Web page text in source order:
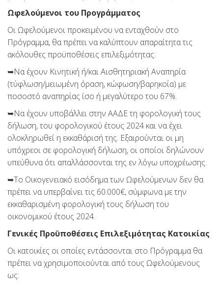
Ωφελούμενοι του Προγράμματος
Οι Ωφελούμενοι προκειμένου να ενταχθούν στο
Πρόγραμμα, θα πρέπει να καλύπτουν απαραίτητα τις
ακόλουθες προϋποθέσεις επιλεξιμότητας:
➥Να έχουν Κινητική ή/και Αισθητηριακή Αναπηρία
(τύφλωση/μειωμένη όραση, κώφωση/βαρηκοΐα) με
ποσοστό αναπηρίας ίσο ή μεγαλύτερο του 67%.
➥Να έχουν υποβάλλει στην ΑΑΔΕ τη φορολογική τους
δήλωση, του φορολογικού έτους 2024 και να έχει
ολοκληρωθεί η εκκαθάρισή της. Εξαιρούνται οι μη
υπόχρεοι σε φορολογική δήλωση, οι οποίοι δηλώνουν
υπεύθυνα ότι απαλλάσσονται της εν λόγω υποχρέωσης.
➥Το Οικογενειακό εισόδημα των Ωφελούμενων δεν θα
πρέπει να υπερβαίνει τις 60.000€, σύμφωνα με την
εκκαθαρισμένη φορολογική τους δήλωση του
οικονομικού έτους 2024.
Γενικές Προϋποθέσεις Επιλεξιμότητας Κατοικίας
Οι κατοικίες οι οποίες εντάσσονται στο Πρόγραμμα θα
πρέπει να χρησιμοποιούνται από τους Ωφελούμενους
ως: